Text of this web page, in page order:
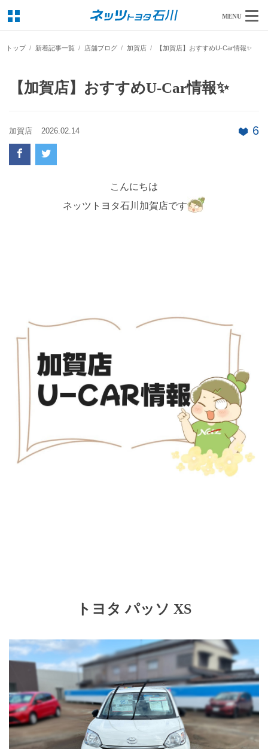
MENU
トップ 新着記事一覧 店舗ブログ 加賀店 【加賀店】おすすめU-Car情報✨
【加賀店】おすすめU-Car情報✨
加賀店 2026.02.14 6
こんにちは
ネッツトヨタ石川加賀店です
トヨタ パッソ XS